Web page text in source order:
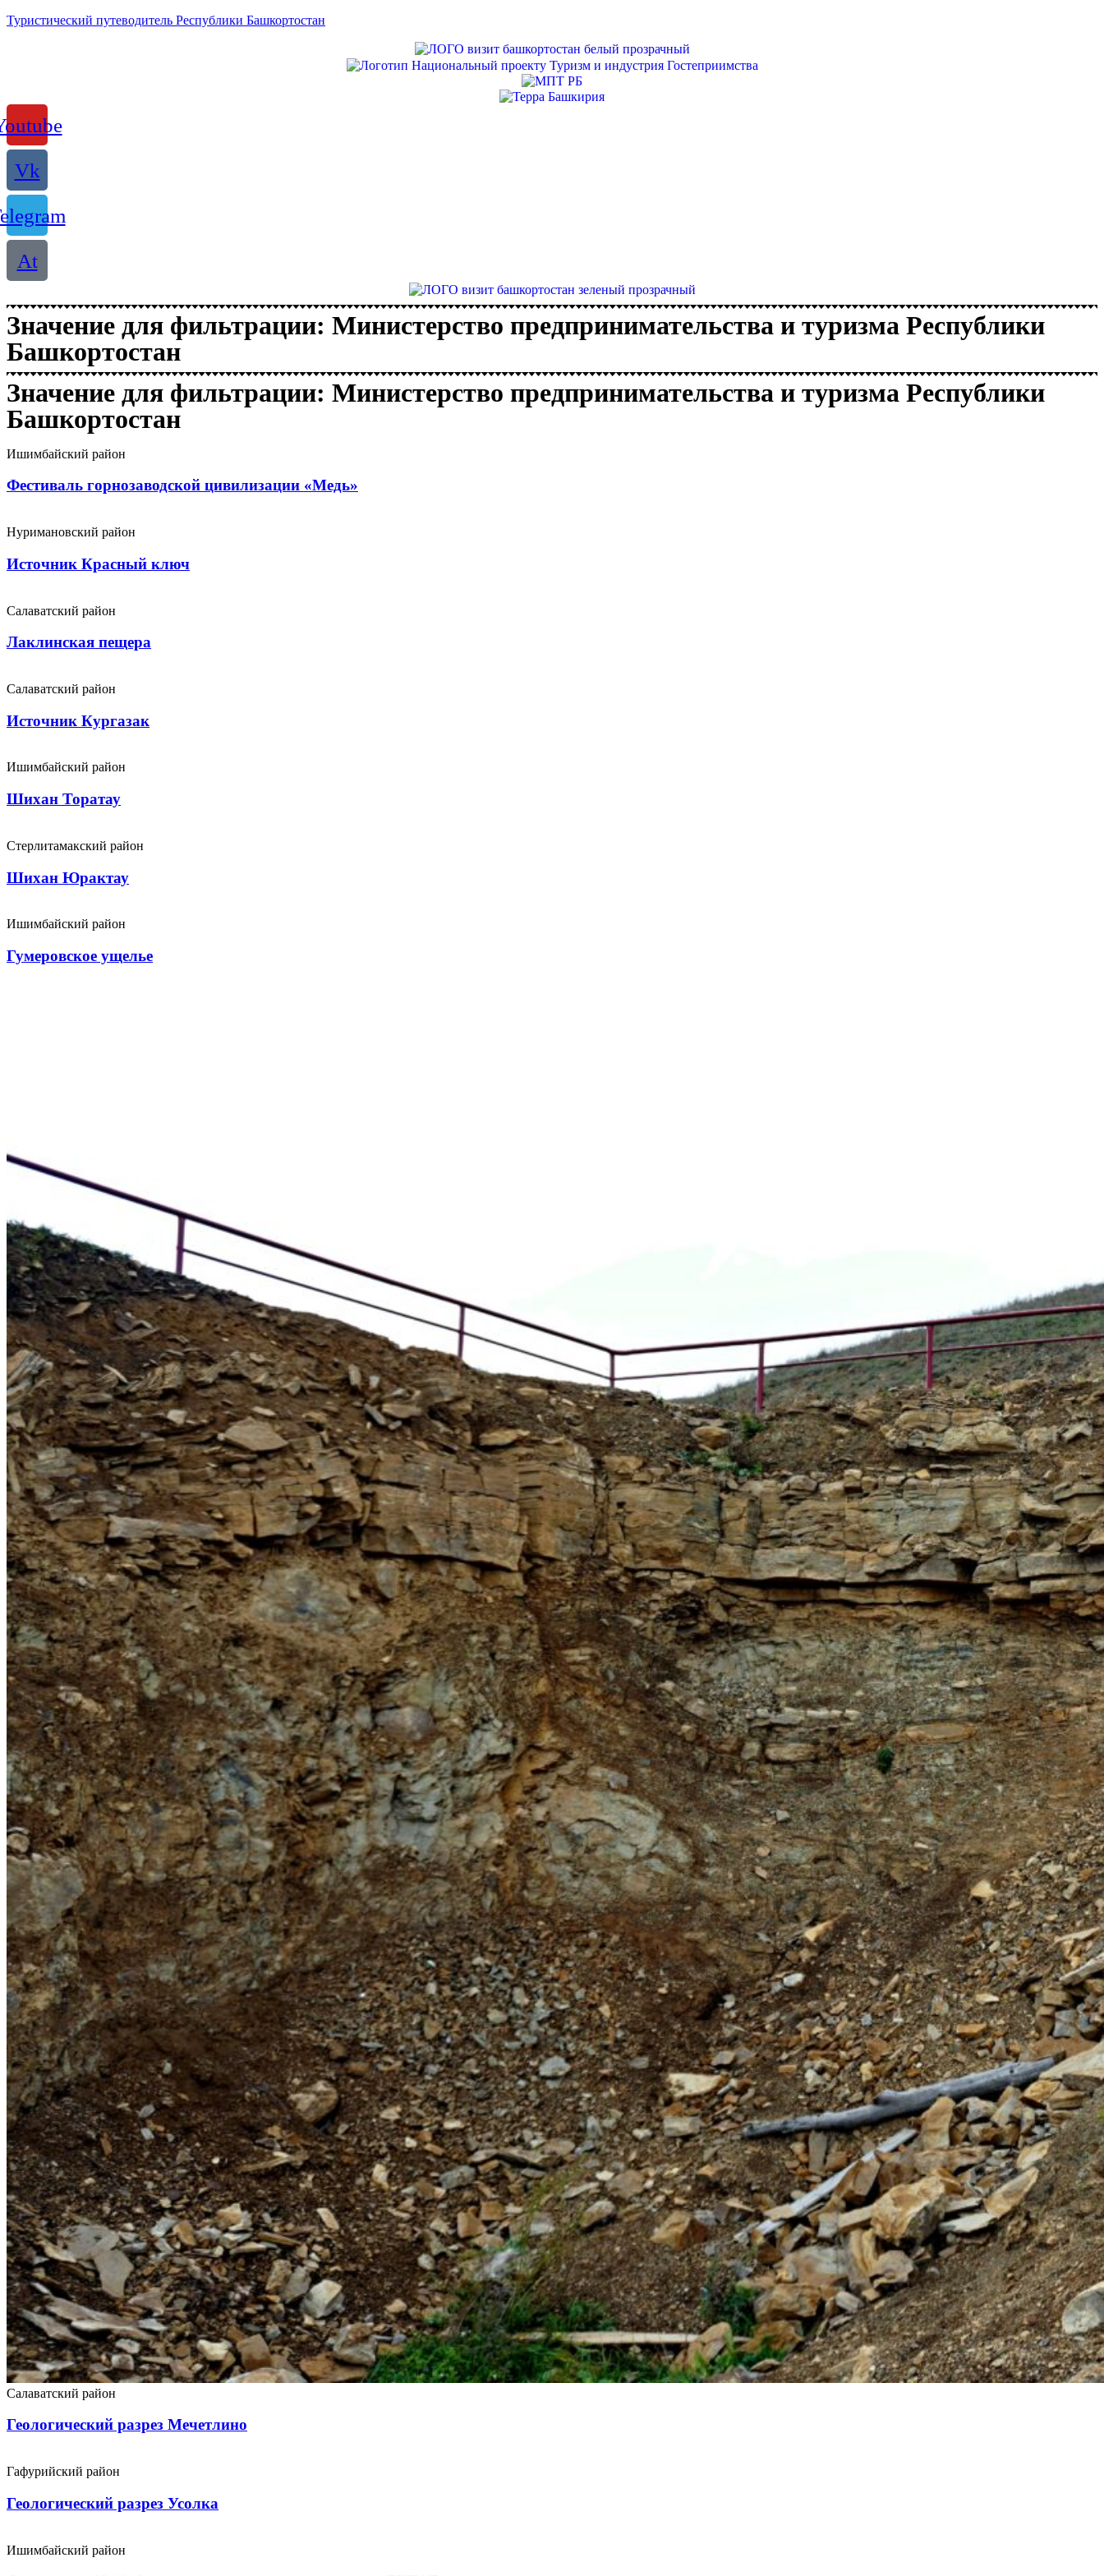
Туристический путеводитель Республики Башкортостан
Vk
At
Значение для фильтрации: Министерство предпринимательства и туризма Республики
Башкортостан
Значение для фильтрации: Министерство предпринимательства и туризма Республики
Башкортостан
Ишимбайский район
Фестиваль горнозаводской цивилизации «Медь»
Нуримановский район
Источник Красный ключ
Салаватский район
Лаклинская пещера
Салаватский район
Источник Кургазак
Ишимбайский район
Шихан Торатау
Стерлитамакский район
Шихан Юрактау
Ишимбайский район
Гумеровское ущелье
Салаватский район
Геологический разрез Мечетлино
Гафурийский район
Геологический разрез Усолка
Ишимбайский район